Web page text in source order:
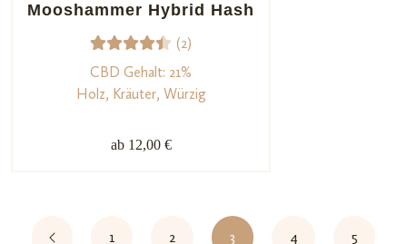
ngen
Mooshammer Hybrid Hash
Bewert
et mit
basiere
2
(2)
CBD Gehalt: 21%
Holz, Kräuter, Würzig
ab 12,00 €
1 2 3 4 5